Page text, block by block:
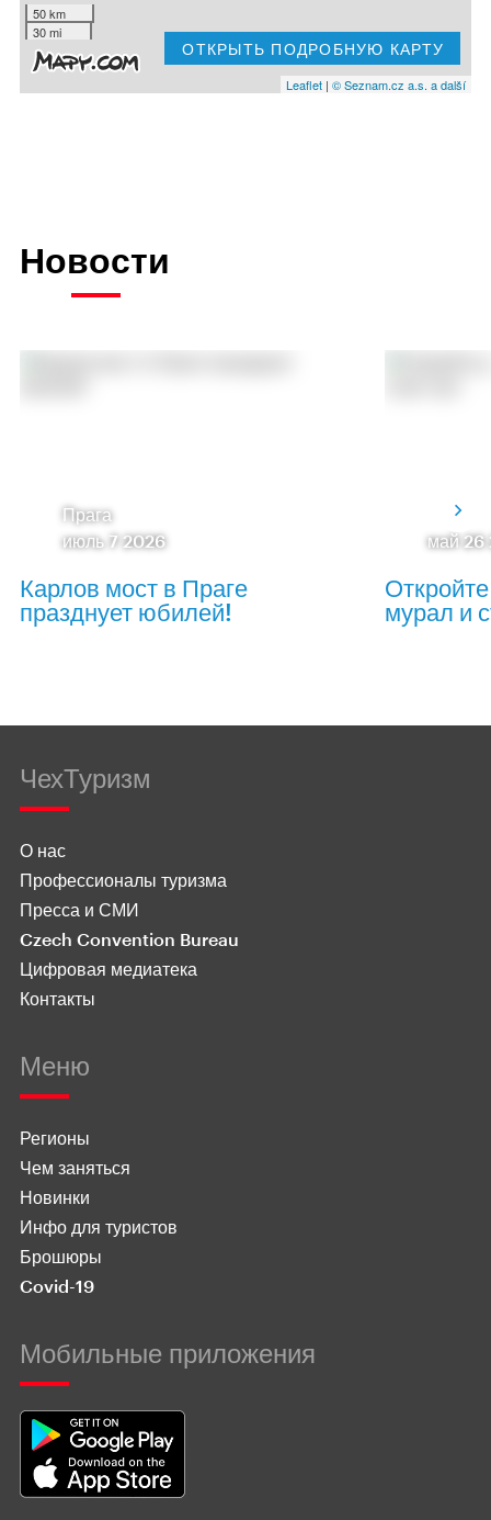
50 km
30 mi
ОТКРЫТЬ ПОДРОБНУЮ КАРТУ
Leaflet | © Seznam.cz a.s. a další
Новости
Прага
июль 7 2026
Карлов мост в Праге
празднует юбилей!
май 26
мурал и
ЧехТуризм
О нас
Профессионалы туризма
Пресса и СМИ
Czech Convention Bureau
Цифровая медиатека
Контакты
Меню
Регионы
Чем заняться
Новинки
Инфо для туристов
Брошюры
Covid-19
Мобильные приложения